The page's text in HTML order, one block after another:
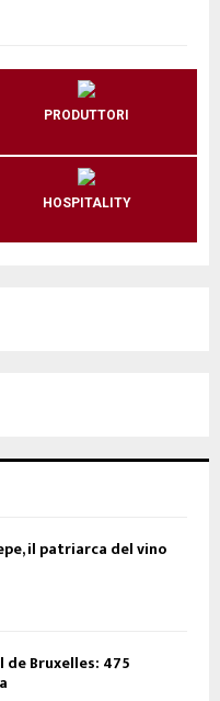
PRODUTTORI
HOSPITALITY
il patriarca del vino
de Bruxelles: 475